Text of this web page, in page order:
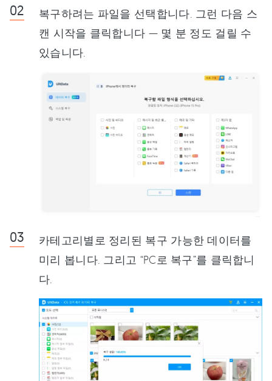
복구하려는 파일을 선택합니다. 그런 다음 스
캔 시작을 클릭합니다 — 몇 분 정도 걸릴 수
있습니다.
카테고리별로 정리된 복구 가능한 데이터를
미리 봅니다. 그리고 “PC로 복구”를 클릭합니
다.